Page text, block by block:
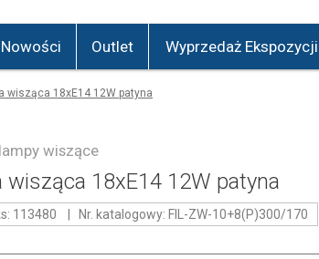
Nowości Outlet Wyprzedaż Ekspozycji
wisząca 18xE14 12W patyna
lampy wiszące
wisząca 18xE14 12W patyna
113480 | Nr. katalogowy: FIL-ZW-10+8(P)300/170